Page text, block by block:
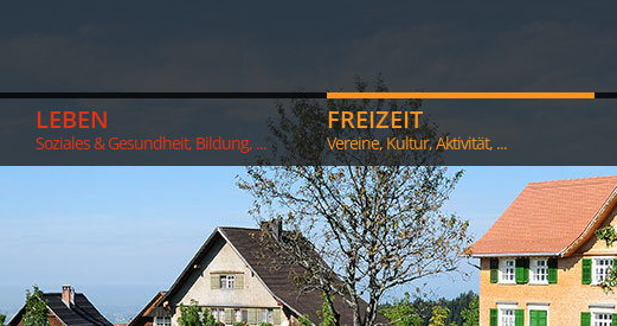
LEBEN
Soziales & Gesundheit, Bildung, ...
FREIZEIT
Vereine, Kultur, Aktivität, ...